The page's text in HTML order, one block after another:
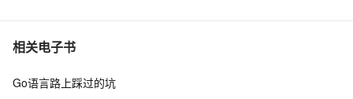
相关电子书
Go语言路上踩过的坑